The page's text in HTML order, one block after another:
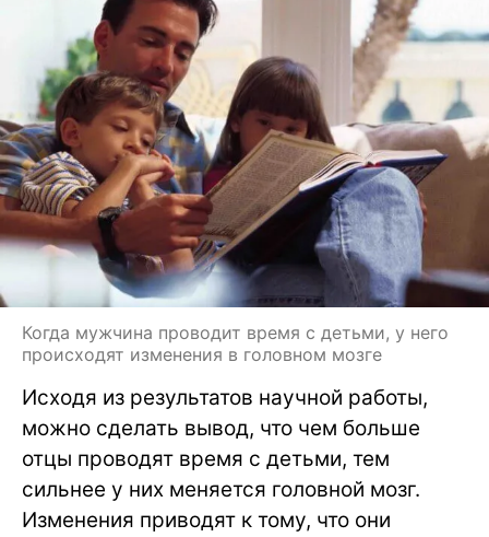
Когда мужчина проводит время с детьми, у него
происходят изменения в головном мозге
Исходя из результатов научной работы,
можно сделать вывод, что чем больше
отцы проводят время с детьми, тем
сильнее у них меняется головной мозг.
Изменения приводят к тому, что они